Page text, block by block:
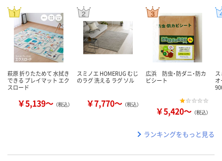
萩原 折りたためて 水拭き
できる プレイマット エク
スロード
￥5,139～ （税込）
スミノエ HOMERUG むじ
のラグ 洗える ラグ ソル
￥7,770～ （税込）
広浜 防虫・防ダニ・防カ
ビシート
￥5,420～ （税込）
ランキングをもっと見る